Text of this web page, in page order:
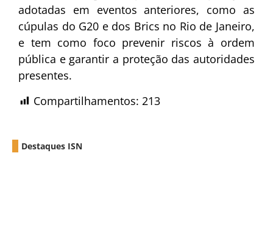
adotadas em eventos anteriores, como as
cúpulas do G20 e dos Brics no Rio de Janeiro,
e tem como foco prevenir riscos à ordem
pública e garantir a proteção das autoridades
presentes.
Compartilhamentos: 213
Destaques ISN